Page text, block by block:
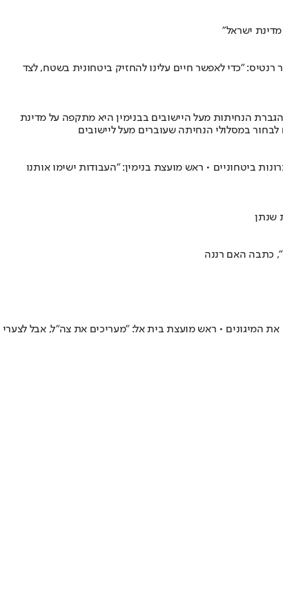
ישראל"
"כדי לאפשר חיים עלינו להחזיק ביטחונית בשטח, לצד
הנחיתות מעל היישובים בבנימין היא מתקפה על מדינת
ביטחוניים • ראש מועצת בנימין: "העבודות ישימו אותנו
שנתן
כתבה האם רננה
המיגונים • ראש מועצת בית אל: "מעריכים את צה"ל, אבל לצערי